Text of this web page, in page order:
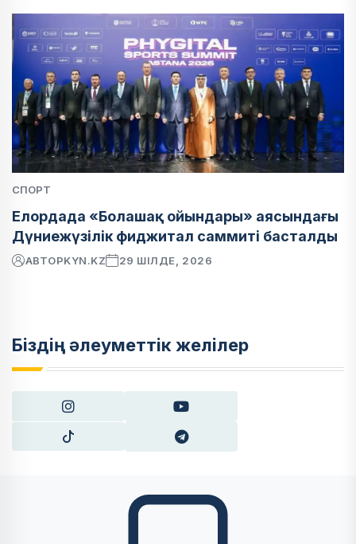
СПОРТ
Елордада «Болашақ ойындары» аясындағы
Дүниежүзілік фиджитал саммиті басталды
АВТОРKYN.KZ 29 ШІЛДЕ, 2026
Біздің әлеуметтік желілер